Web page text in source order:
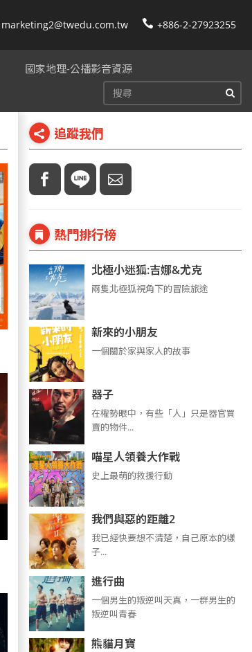
marketing2@twedu.com.tw +886-2-27923255
國家地理-公播影音資源
追蹤我們
熱門排行榜
北極小迷狐:吉娜&尤克
兩隻北極狐視角下的冒險旅途
新來的小朋友
一個關於家與家人的故事
器子
在權勢眼中，有些「人」只是器官買
賣的物件...
喵星人領養大作戰
史上最萌的救援行動
我們與惡的距離2
我已經快要想不清楚，自己原本的樣
子...
進行曲
​​​一個男生的叛逆叫天真，一群男生的
叛逆叫青春
熊貓月寶